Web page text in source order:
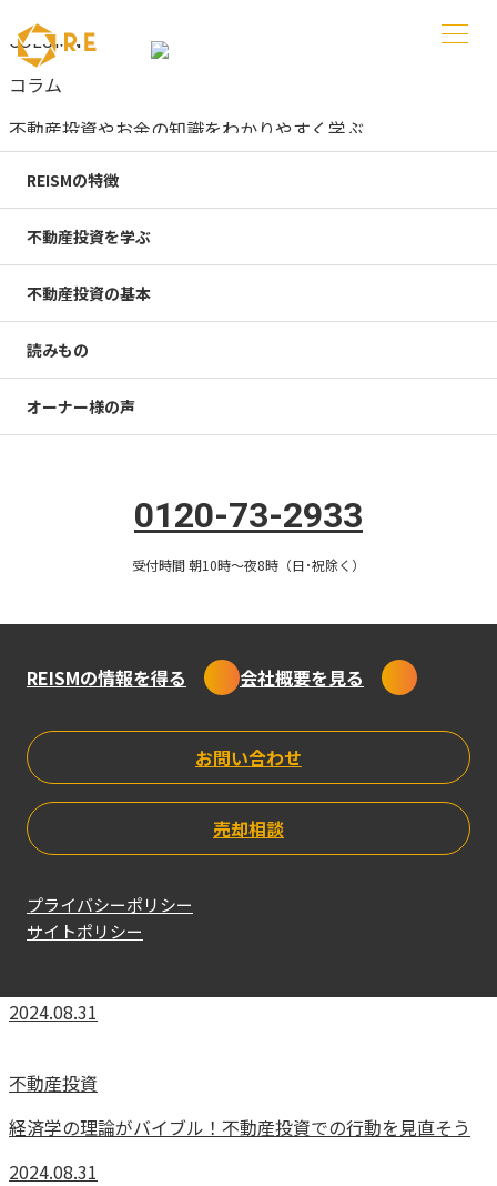
REISMの特徴
不動産投資を学ぶ
不動産投資の基本
読みもの
オーナー様の声
0120-73-2933
受付時間 朝10時〜夜8時（日･祝除く）
REISMの情報を得る 会社概要を見る
お問い合わせ
売却相談
プライバシーポリシー
サイトポリシー
COLUMN
コラム
不動産投資やお金の知識をわかりやすく学ぶ
デメリット
デメリットのコラム一覧
2026年、資産形成をするなら「新築」より「中古ワンルー
ム」が圧倒的におすすめな理由
100万円を確実に増やす方法はある？おすすめの資産運用法
不動産投資の7大リスクと対策を解説！知っておきたい7つの
メリットも紹介
2025.04.18
資産形成
投資とギャンブルの違いは？投資を成功させるための3原則も
2024.08.31
不動産投資
経済学の理論がバイブル！不動産投資での行動を見直そう
2024.08.31